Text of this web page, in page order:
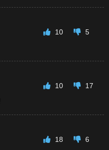
10
5
10
17
18
6